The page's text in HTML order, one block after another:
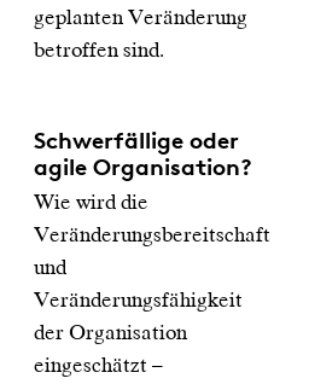
geplanten Veränderung
betroffen sind.
Schwerfällige oder
agile Organisation?
Wie wird die
Veränderungsbereitschaft
und
Veränderungsfähigkeit
der Organisation
eingeschätzt –